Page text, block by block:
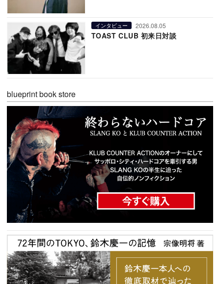
インタビュー 2026.08.05
TOAST CLUB 初来日対談
blueprint book store